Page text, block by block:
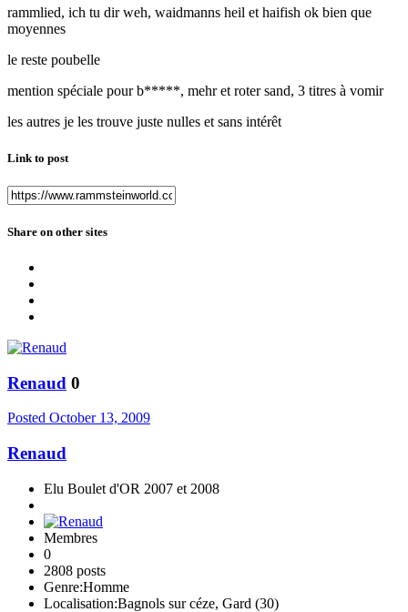
rammlied, ich tu dir weh, waidmanns heil et haifish ok bien que
moyennes
le reste poubelle
mention spéciale pour b*****, mehr et roter sand, 3 titres à vomir
les autres je les trouve juste nulles et sans intérêt
Link to post
Share on other sites
Renaud 0
Posted October 13, 2009
Renaud
Elu Boulet d'OR 2007 et 2008
Membres
0
2808 posts
Genre:Homme
Localisation:Bagnols sur céze, Gard (30)